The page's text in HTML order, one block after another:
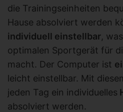
die Trainingseinheiten
Hause absolviert werden
individuell einstellbar,
optimalen Sportgerät für
macht. Der Computer ist
leicht einstellbar. Mit
jeden Tag ein individuelles
absolviert werden.